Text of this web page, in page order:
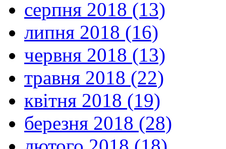
серпня 2018 (13)
липня 2018 (16)
червня 2018 (13)
травня 2018 (22)
квітня 2018 (19)
березня 2018 (28)